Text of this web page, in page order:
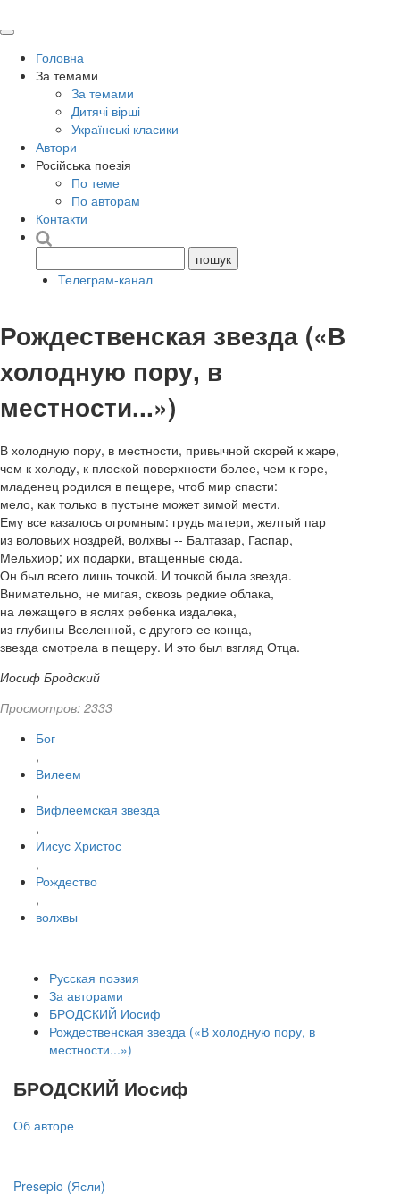
Головна
За темами
За темами
Дитячі вірші
Українські класики
Автори
Російська поезія
По теме
По авторам
Контакти
Телеграм-канал
Рождественская звезда («В
холодную пору, в
местности...»)
В холодную пору, в местности, привычной скорей к жаре,
чем к холоду, к плоской поверхности более, чем к горе,
младенец родился в пещере, чтоб мир спасти:
мело, как только в пустыне может зимой мести.
Ему все казалось огромным: грудь матери, желтый пар
из воловьих ноздрей, волхвы -- Балтазар, Гаспар,
Мельхиор; их подарки, втащенные сюда.
Он был всего лишь точкой. И точкой была звезда.
Внимательно, не мигая, сквозь редкие облака,
на лежащего в яслях ребенка издалека,
из глубины Вселенной, с другого ее конца,
звезда смотрела в пещеру. И это был взгляд Отца.
Иосиф Бродский
Просмотров: 2333
Бог
,
Вилеем
,
Вифлеемская звезда
,
Иисус Христос
,
Рождество
,
волхвы
Русская поэзия
За авторами
БРОДСКИЙ Иосиф
Рождественская звезда («В холодную пору, в
местности...»)
БРОДСКИЙ Иосиф
Об авторе
Presepio (Ясли)